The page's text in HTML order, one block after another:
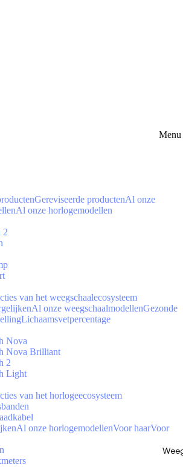
Menu
Gereviseerde productenAl onze
Al onze horlogemodellen
2
van het weegschaalecosysteem
Al onze weegschaalmodellenGezonde
Lichaamsvetpercentage
Nova
Nova Brilliant
2
Light
van het horlogeecosysteem
Al onze horlogemodellenVoor haarVoor